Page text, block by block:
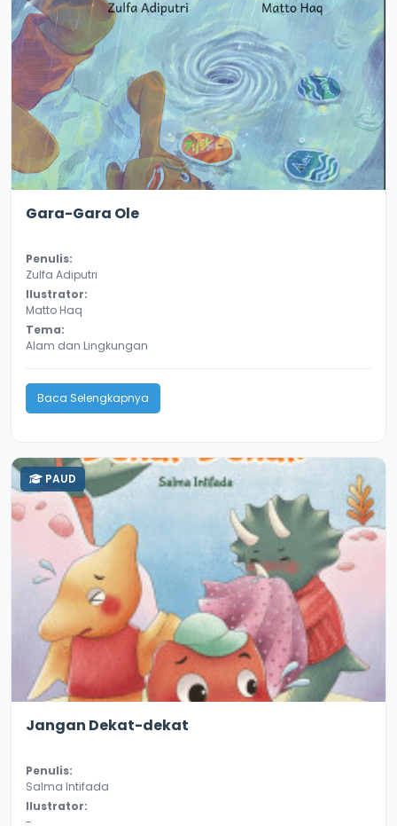
Gara-Gara Ole
Penulis:
Zulfa Adiputri
Ilustrator:
Matto Haq
Tema:
Alam dan Lingkungan
Baca Selengkapnya
PAUD
Jangan Dekat-dekat
Penulis:
Salma Intifada
Ilustrator:
-